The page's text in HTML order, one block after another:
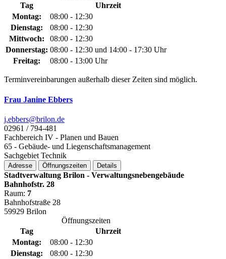
Tag
Uhrzeit
Montag:
08:00 - 12:30
Dienstag:
08:00 - 12:30
Mittwoch:
08:00 - 12:30
Donnerstag: 08:00 - 12:30 und 14:00 - 17:30 Uhr
Freitag:
08:00 - 13:00 Uhr
Terminvereinbarungen außerhalb dieser Zeiten sind möglich.
Frau Janine Ebbers
j.ebbers@­brilon.de
02961 / 794-481
Fachbereich IV - Planen und Bauen
65 - Gebäude- und Liegenschaftsmanagement
Sachgebiet Technik
Adresse Öffnungszeiten Details
Stadtverwaltung Brilon - Verwaltungsnebengebäude
Bahnhofstr. 28
Raum: 7
Bahnhofstraße 28
59929 Brilon
Öffnungszeiten
Tag
Uhrzeit
Montag:
08:00 - 12:30
Dienstag:
08:00 - 12:30